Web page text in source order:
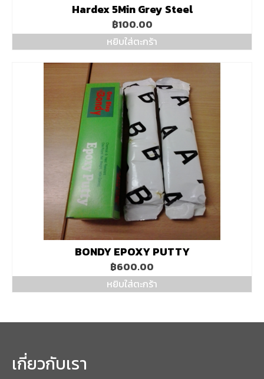
Hardex 5Min Grey Steel
฿100.00
หยิบใส่ตะกร้า
BONDY EPOXY PUTTY
฿600.00
หยิบใส่ตะกร้า
เกี่ยวกับเรา